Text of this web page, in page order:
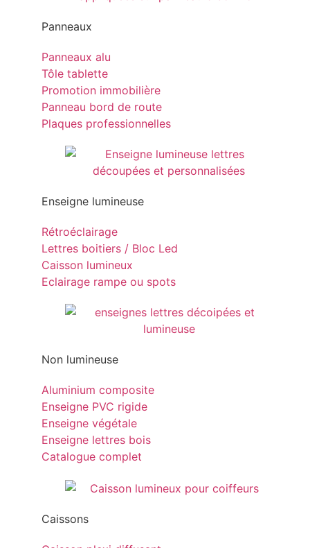
Panneaux
Panneaux alu
Tôle tablette
Promotion immobilière
Panneau bord de route
Plaques professionnelles
Enseigne lumineuse
Rétroéclairage
Lettres boitiers / Bloc Led
Caisson lumineux
Eclairage rampe ou spots
Non lumineuse
Aluminium composite
Enseigne PVC rigide
Enseigne végétale
Enseigne lettres bois
Catalogue complet
Caissons